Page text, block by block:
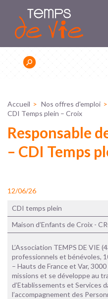
Accueil Nos offres d'emploi
CDI Temps plein – Croix
Responsable
– CDI Temps
12/06/26
CDI temps plein
Maison d’Enfants de Croix -
L’Association TEMPS DE VIE
professionnels et bénévoles,
– Hauts de France et Var,
missions et se développe au
d’Etablissements et Services
l’accompagnement des